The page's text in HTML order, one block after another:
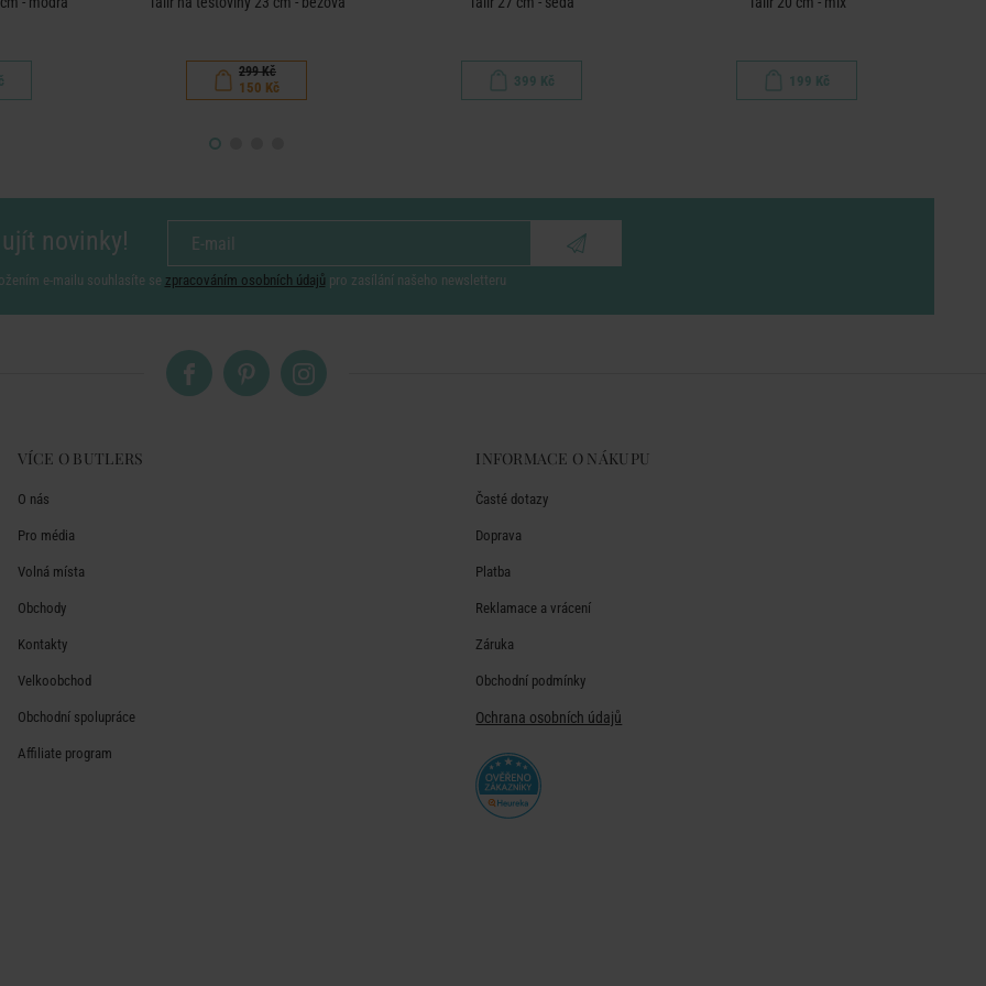
299 Kč
150 Kč 399 Kč 199 Kč
novinky!
e-mailu souhlasíte se zpracováním osobních údajů pro zasílání našeho newsletteru
VÍCE O BUTLERS
O nás
Pro média
Volná místa
Obchody
Kontakty
Velkoobchod
Obchodní spolupráce
Affiliate program
INFORMACE O NÁKUPU
Časté dotazy
Doprava
Platba
Reklamace a vrácení
Záruka
Obchodní podmínky
Ochrana osobních údajů